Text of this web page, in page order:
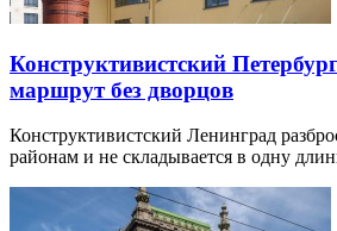
Конструктивистский
маршрут без дворцов
Конструктивистский Ленинград
районам и не складывается в одну